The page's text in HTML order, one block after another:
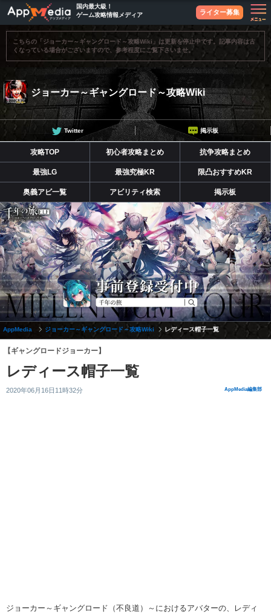
国内最大級！
ゲーム攻略情報メディア
ライター募集
こちらの「ジョーカー～ギャングロード～攻略Wiki」は更新を停止中です。記事内容は古
くなっている場合がございますので、参考程度にご覧下さいませ。
Twitter 掲示板
ジョーカー～ギャングロード～攻略Wiki
攻略TOP 初心者攻略まとめ 抗争攻略まとめ
最強LG 最強究極KR 限凸おすすめKR
奥義アビ一覧 アビリティ検索 掲示板
AppMedia ジョーカー～ギャングロード～攻略Wiki レディース帽子一覧
【ギャングロードジョーカー】
レディース帽子一覧
2020年06月16日11時32分 AppMedia編集部
ジョーカー～ギャングロード（不良道）～におけるアバターの、レディ